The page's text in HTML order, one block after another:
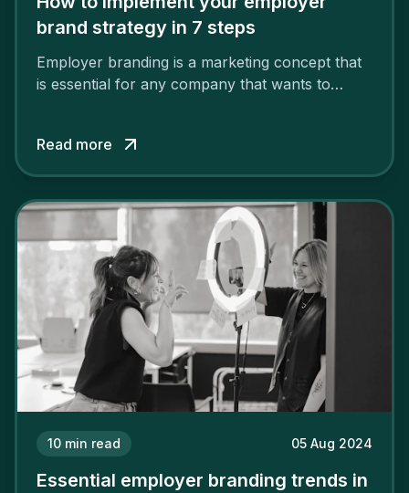
brand strategy in 7 steps
Employer branding is a marketing concept that
is essential for any company that wants to
solid and positive employer brand are clear, you
cannot simply wave a magic wand for it to be
Read more
10 min read 05 Aug 2024
Essential employer branding trends in